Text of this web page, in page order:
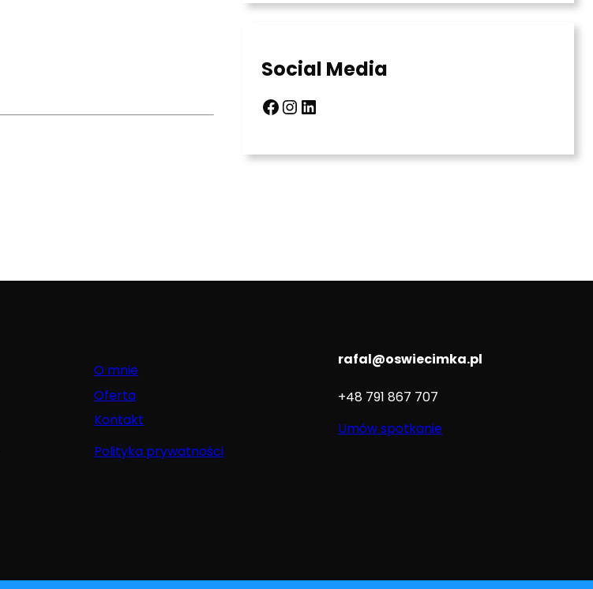
Social Media
Facebook InstagramLinkedIn
O mnie
Oferta
Kontakt
Polityka prywatności
rafal@oswiecimka.pl
+48 791 867 707
Umów spotkanie